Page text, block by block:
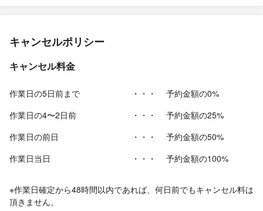
キャンセルポリシー
キャンセル料金
作業日の5日前まで ・・・
予約金額の0%
作業日の4〜2日前
・・・
予約金額の25%
作業日の前日
・・・
予約金額の50%
作業日当日
・・・ 予約金額の100%
※作業日確定から48時間以内であれば、何日前でもキャンセル料は
頂きません。